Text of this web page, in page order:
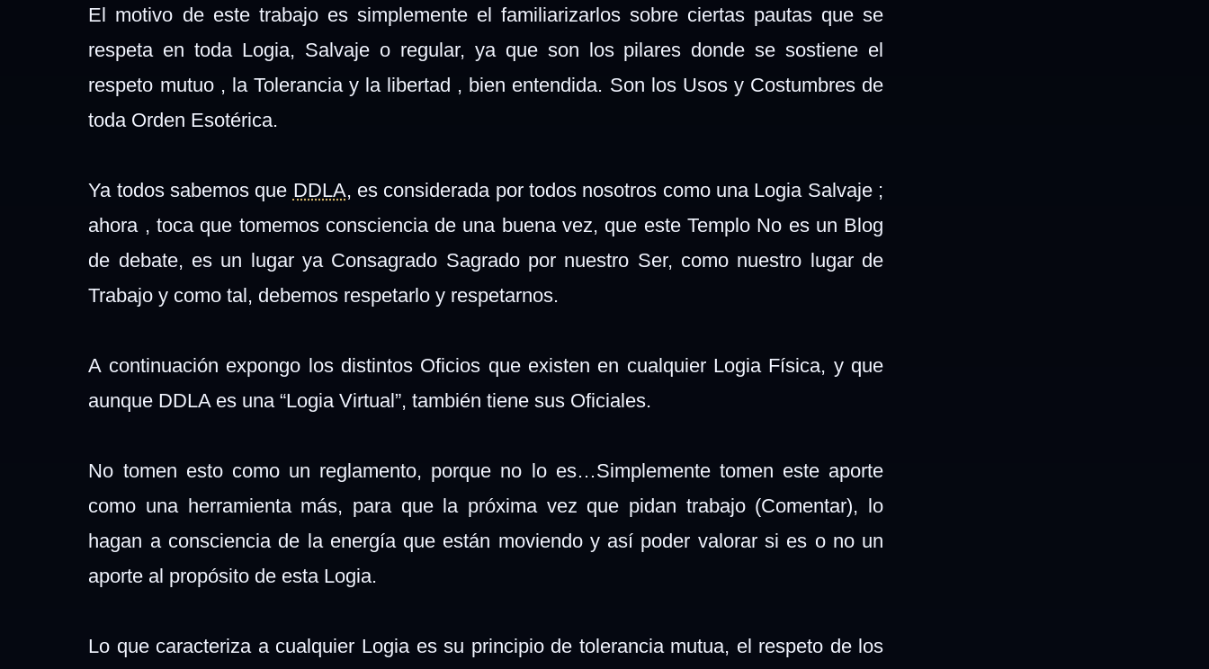
El motivo de este trabajo es simplemente el familiarizarlos sobre ciertas pautas que se
respeta en toda Logia, Salvaje o regular, ya que son los pilares donde se sostiene el
respeto mutuo , la Tolerancia y la libertad , bien entendida. Son los Usos y Costumbres de
toda Orden Esotérica.
Ya todos sabemos que DDLA, es considerada por todos nosotros como una Logia Salvaje ;
ahora , toca que tomemos consciencia de una buena vez, que este Templo No es un Blog
de debate, es un lugar ya Consagrado Sagrado por nuestro Ser, como nuestro lugar de
Trabajo y como tal, debemos respetarlo y respetarnos.
A continuación expongo los distintos Oficios que existen en cualquier Logia Física, y que
aunque DDLA es una “Logia Virtual”, también tiene sus Oficiales.
No tomen esto como un reglamento, porque no lo es…Simplemente tomen este aporte
como una herramienta más, para que la próxima vez que pidan trabajo (Comentar), lo
hagan a consciencia de la energía que están moviendo y así poder valorar si es o no un
aporte al propósito de esta Logia.
Lo que caracteriza a cualquier Logia es su principio de tolerancia mutua, el respeto de los